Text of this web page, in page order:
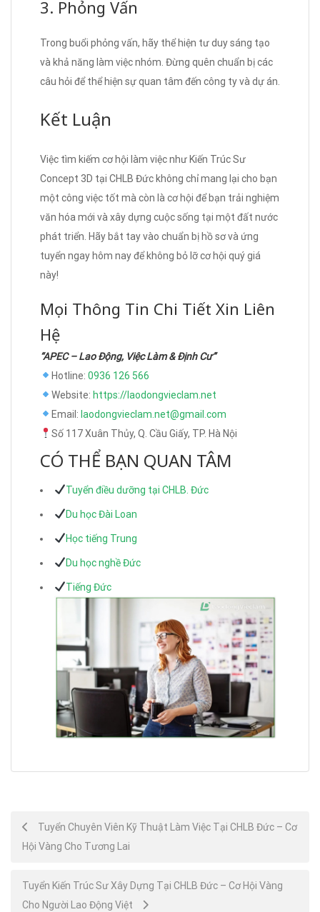
3. Phỏng Vấn
Trong buổi phỏng vấn, hãy thể hiện tư duy sáng tạo
và khả năng làm việc nhóm. Đừng quên chuẩn bị các
câu hỏi để thể hiện sự quan tâm đến công ty và dự án.
Kết Luận
Việc tìm kiếm cơ hội làm việc như Kiến Trúc Sư
Concept 3D tại CHLB Đức không chỉ mang lại cho bạn
một công việc tốt mà còn là cơ hội để bạn trải nghiệm
văn hóa mới và xây dựng cuộc sống tại một đất nước
phát triển. Hãy bắt tay vào chuẩn bị hồ sơ và ứng
tuyển ngay hôm nay để không bỏ lỡ cơ hội quý giá
này!
Mọi Thông Tin Chi Tiết Xin Liên
Hệ
“APEC – Lao Động, Việc Làm & Định Cư”
Hotline: 0936 126 566
Website: https://laodongvieclam.net
Email: laodongvieclam.net@gmail.com
Số 117 Xuân Thủy, Q. Cầu Giấy, TP. Hà Nội
CÓ THỂ BẠN QUAN TÂM
Tuyển điều dưỡng tại CHLB. Đức
Du học Đài Loan
Học tiếng Trung
Du học nghề Đức
Tiếng Đức
Post
navigation
Tuyển Chuyên Viên Kỹ Thuật Làm Việc Tại CHLB Đức – Cơ
Hội Vàng Cho Tương Lai
Tuyển Kiến Trúc Sư Xây Dựng Tại CHLB Đức – Cơ Hội Vàng
Cho Người Lao Động Việt